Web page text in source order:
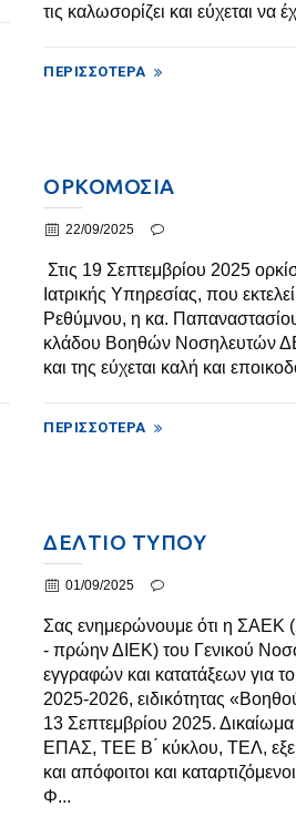
τις καλωσορίζει και εύχεται να
ΠΕΡΙΣΣΌΤΕΡΑ
ΟΡΚΟΜΟΣΙΑ
22/09/2025
Στις 19 Σεπτεμβρίου 2025
Ιατρικής Υπηρεσίας, που
Ρεθύμνου, η κα.
κλάδου Βοηθών Νοσηλευτών
και της εύχεται καλή και
ΠΕΡΙΣΣΌΤΕΡΑ
ΔΕΛΤΙΟ ΤΥΠΟΥ
01/09/2025
Σας ενημερώνουμε ότι η ΣΑΕΚ
- πρώην ΔΙΕΚ) του Γενικού
εγγραφών και κατατάξεων για
2025-2026, ειδικότητας
13 Σεπτεμβρίου 2025.
ΕΠΑΣ, ΤΕΕ Β ́ κύκλου, ΤΕΛ,
και απόφοιτοι και
Φ...